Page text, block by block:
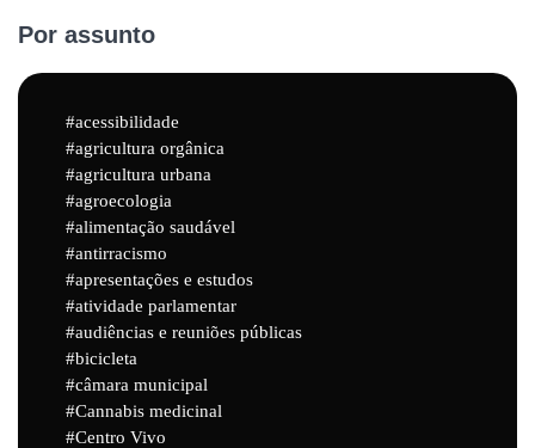
Por assunto
acessibilidade
agricultura orgânica
agricultura urbana
agroecologia
alimentação saudável
antirracismo
apresentações e estudos
atividade parlamentar
audiências e reuniões públicas
bicicleta
câmara municipal
Cannabis medicinal
Centro Vivo